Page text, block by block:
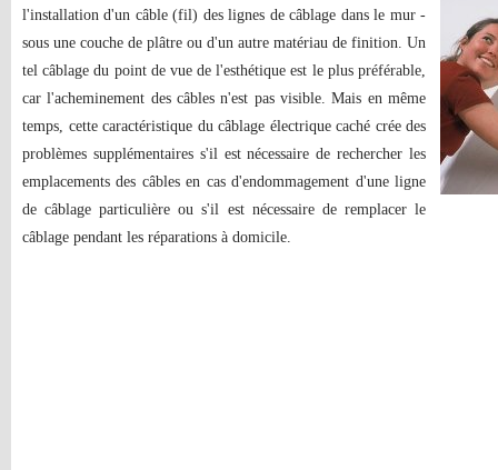
l'installation d'un câble (fil) des lignes de câblage dans le mur -
sous une couche de plâtre ou d'un autre matériau de finition. Un
tel câblage du point de vue de l'esthétique est le plus préférable,
car l'acheminement des câbles n'est pas visible. Mais en même
temps, cette caractéristique du câblage électrique caché crée des
problèmes supplémentaires s'il est nécessaire de rechercher les
emplacements des câbles en cas d'endommagement d'une ligne
de câblage particulière ou s'il est nécessaire de remplacer le
câblage pendant les réparations à domicile.